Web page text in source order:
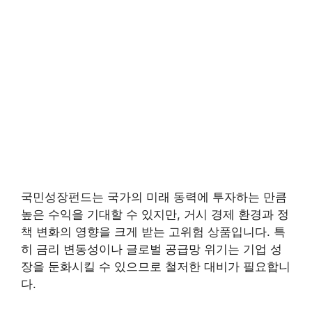
국민성장펀드는 국가의 미래 동력에 투자하는 만큼
높은 수익을 기대할 수 있지만, 거시 경제 환경과 정
책 변화의 영향을 크게 받는 고위험 상품입니다. 특
히 금리 변동성이나 글로벌 공급망 위기는 기업 성
장을 둔화시킬 수 있으므로 철저한 대비가 필요합니
다.